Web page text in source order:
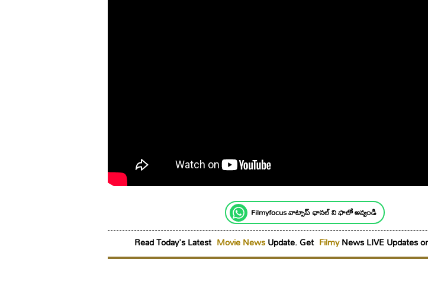
Filmyfocus వాట్సాప్ ఛానల్ ని ఫాలో అవ్వండి
Read Today's Latest Movie NewsUpdate. Get FilmyNews LIVE Updates